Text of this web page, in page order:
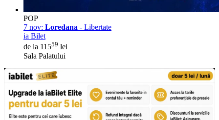
POP
7 nov: Loredana - Libertate
ia Bilet
de la 11559 lei
Sala Palatului